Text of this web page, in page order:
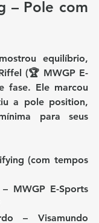
– Pole com
equilíbrio,
(🏆 MWGP E-
a pole position,
para seus
(com tempos
MWGP E-Sports
– Visamundo